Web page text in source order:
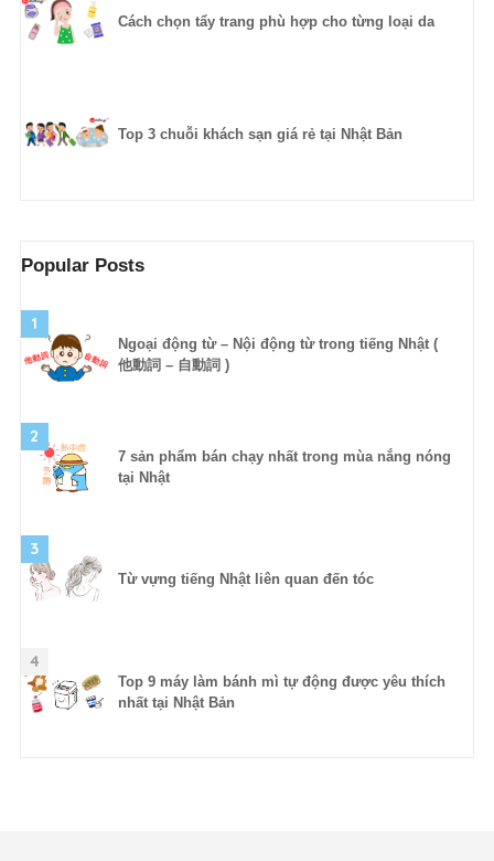
Cách chọn tẩy trang phù hợp cho từng loại da
Top 3 chuỗi khách sạn giá rẻ tại Nhật Bản
Popular Posts
1
Ngoại động từ – Nội động từ trong tiếng Nhật (
他動詞 – 自動詞 )
2
7 sản phẩm bán chạy nhất trong mùa nắng nóng
tại Nhật
3
Từ vựng tiếng Nhật liên quan đến tóc
4
Top 9 máy làm bánh mì tự động được yêu thích
nhất tại Nhật Bản